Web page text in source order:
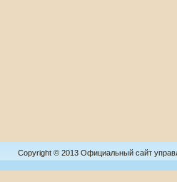
Copyright © 2013 Официальный сайт